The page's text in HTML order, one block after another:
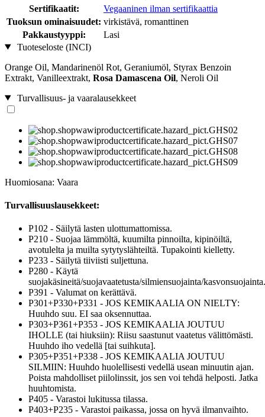
Sertifikaatit:
Vegaaninen ilman sertifikaattia
Tuoksun ominaisuudet: virkistävä, romanttinen
Pakkaustyyppi:
Lasi
Tuoteseloste (INCI)
Orange Oil, Mandarinenöl Rot, Geraniumöl, Styrax Benzoin
Extrakt, Vanilleextrakt, Rosa Damascena Oil, Neroli Oil
Turvallisuus- ja vaaralausekkeet
Huomiosana: Vaara
Turvallisuuslausekkeet:
P102 - Säilytä lasten ulottumattomissa.
P210 - Suojaa lämmöltä, kuumilta pinnoilta, kipinöiltä,
avotulelta ja muilta sytytyslähteiltä. Tupakointi kielletty.
P233 - Säilytä tiiviisti suljettuna.
P280 - Käytä
suojakäsineitä/suojavaatetusta/silmiensuojainta/kasvonsuojainta.
P391 - Valumat on kerättävä.
P301+P330+P331 - JOS KEMIKAALIA ON NIELTY:
Huuhdo suu. EI saa oksennuttaa.
P303+P361+P353 - JOS KEMIKAALIA JOUTUU
IHOLLE (tai hiuksiin): Riisu saastunut vaatetus välittömästi.
Huuhdo iho vedellä [tai suihkuta].
P305+P351+P338 - JOS KEMIKAALIA JOUTUU
SILMIIN: Huuhdo huolellisesti vedellä usean minuutin ajan.
Poista mahdolliset piilolinssit, jos sen voi tehdä helposti. Jatka
huuhtomista.
P405 - Varastoi lukitussa tilassa.
P403+P235 - Varastoi paikassa, jossa on hyvä ilmanvaihto.